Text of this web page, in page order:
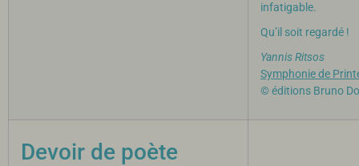
infatigable.
Qu’il soit regardé !
Yannis Ritsos
Symphonie de
© éditions Bruno
Devoir de poète